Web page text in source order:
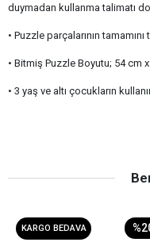
duymadan kullanma talimatı
• Puzzle parçalarının
• Bitmiş Puzzle Boyutu; 54 cm
• 3 yaş ve altı çocukların
KARGO BEDAVA